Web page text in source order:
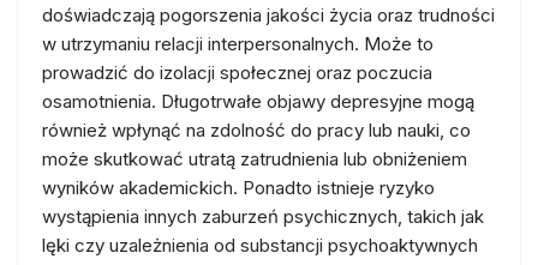
doświadczają pogorszenia jakości życia oraz trudności
w utrzymaniu relacji interpersonalnych. Może to
prowadzić do izolacji społecznej oraz poczucia
osamotnienia. Długotrwałe objawy depresyjne mogą
również wpłynąć na zdolność do pracy lub nauki, co
może skutkować utratą zatrudnienia lub obniżeniem
wyników akademickich. Ponadto istnieje ryzyko
wystąpienia innych zaburzeń psychicznych, takich jak
lęki czy uzależnienia od substancji psychoaktywnych